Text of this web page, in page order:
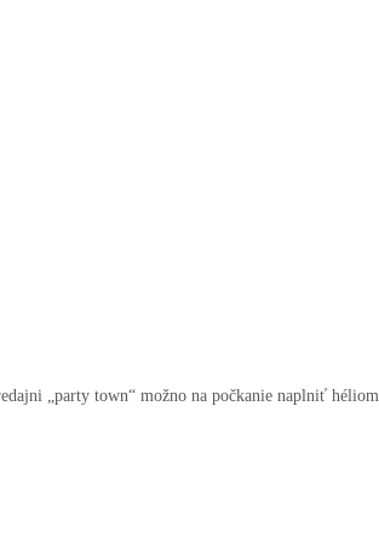
„party town“ možno na počkanie naplniť héliom